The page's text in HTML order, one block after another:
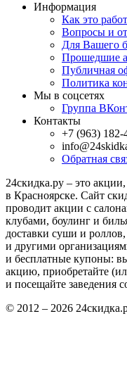
Информация
Как это
Вопросы и
Для Вашего
Прошедшие
Публичная
Политика
Мы в соцсетях
Группа
Контакты
+7 (963) 182-
Обратная
24скидка.ру – это
в Красноярске. Сайт
проводит акции с
клубами, боулинг и
доставки суши и
и другими
и бесплатные купоны:
акцию, приобретайте
и посещайте заведения
© 2012 – 2026